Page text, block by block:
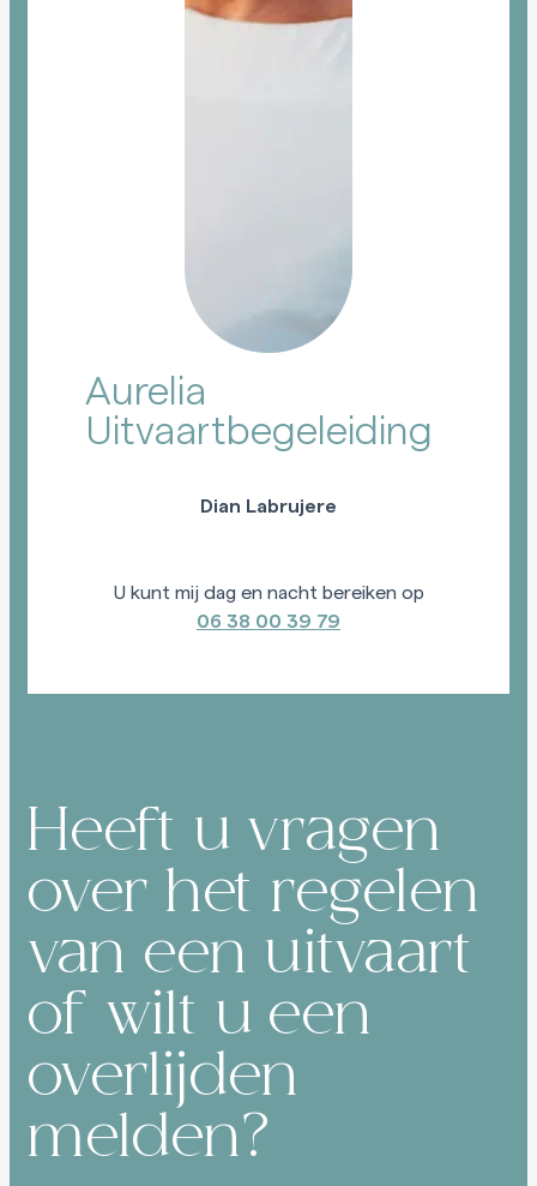
Heeft u vragen
over het regelen
van een uitvaart
of wilt u een
overlijden
melden?
Aurelia
Uitvaartbegeleiding
Dian Labrujere
U kunt mij dag en nacht bereiken op
06 38 00 39 79